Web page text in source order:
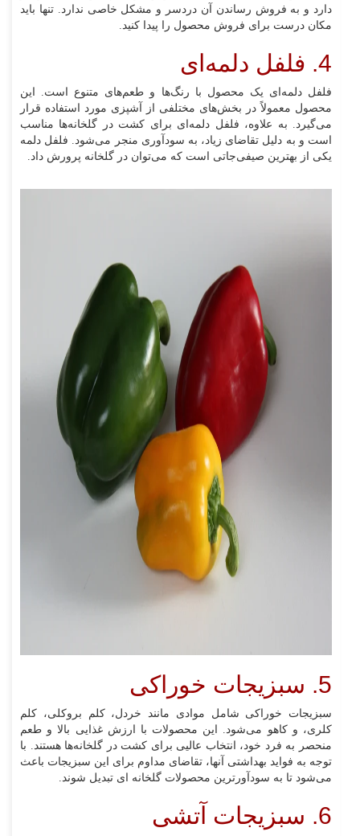
دارد و به فروش رساندن آن دردسر و مشکل خاصی ندارد. تنها باید
مکان درست برای فروش محصول را پیدا کنید.
4. فلفل دلمه‌ای
فلفل دلمه‌ای یک محصول با رنگ‌ها و طعم‌های متنوع است. این
محصول معمولاً در بخش‌های مختلفی از آشپزی مورد استفاده قرار
می‌گیرد. به علاوه، فلفل دلمه‌ای برای کشت در گلخانه‌ها مناسب
است و به دلیل تقاضای زیاد، به سودآوری منجر می‌شود. فلفل دلمه
یکی از بهترین صیفی‌جاتی است که می‌توان در گلخانه پرورش داد.
5. سبزیجات خوراکی
سبزیجات خوراکی شامل موادی مانند خردل، کلم بروکلی، کلم
کلری، و کاهو می‌شود. این محصولات با ارزش غذایی بالا و طعم
منحصر به فرد خود، انتخاب عالیی برای کشت در گلخانه‌ها هستند. با
توجه به فواید بهداشتی آنها، تقاضای مداوم برای این سبزیجات باعث
می‌شود تا به سودآورترین محصولات گلخانه ای تبدیل شوند.
6. سبزیجات آتشی